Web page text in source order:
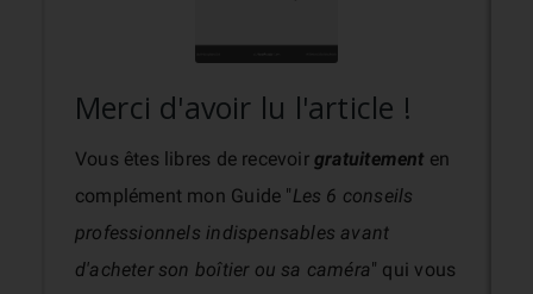
Merci d'avoir lu l'article !
Vous êtes libres de recevoirgratuitement en
complément mon Guide "Les 6 conseils
professionnels indispensables avant
d'acheter son boîtier ou sa caméra" qui vous